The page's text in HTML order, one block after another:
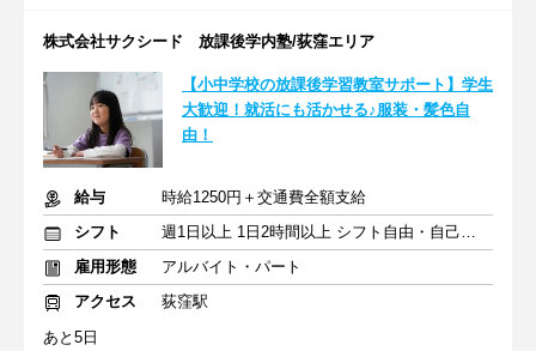
株式会社サクシード 放課後学内塾/荻窪エリア
【小中学校の放課後学習教室サポート】学生
大歓迎！就活にも活かせる♪服装・髪色自
由！
給与
時給1250円＋交通費全額支給
シフト
週1日以上 1日2時間以上 シフト自由・自己申告
雇用形態
アルバイト・パート
アクセス
荻窪駅
あと5日